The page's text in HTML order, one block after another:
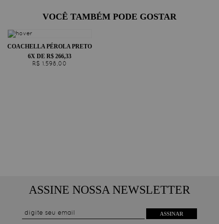
VOCÊ TAMBÉM PODE GOSTAR
COACHELLA PÉROLA PRETO
6X DE R$ 266,33
R$ 1.598,00
ASSINE NOSSA NEWSLETTER
ASSINAR